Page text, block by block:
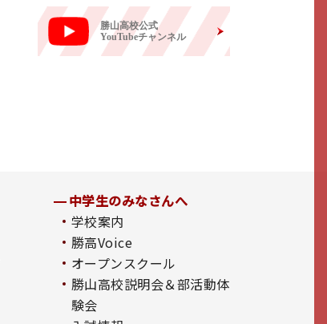
勝山高校公式
YouTubeチャンネル
中学生のみなさんへ
学校案内
勝高Voice
オープンスクール
勝山高校説明会＆部活動体
験会